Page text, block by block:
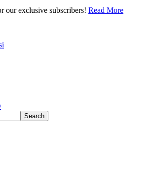
our exclusive subscribers! Read More